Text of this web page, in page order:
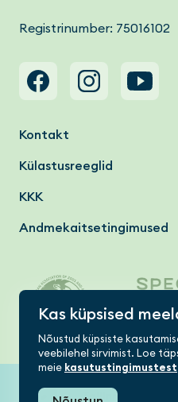
Registrinumber: 75016102
Footer menu
Kontakt
Külastusreeglid
KKK
Andmekaitsetingimused
Tallinn Zoo © 2026
Kas küpsised
Nõustud küpsiste
veebilehel sirvimist. Loe
meie kasutustingimustest